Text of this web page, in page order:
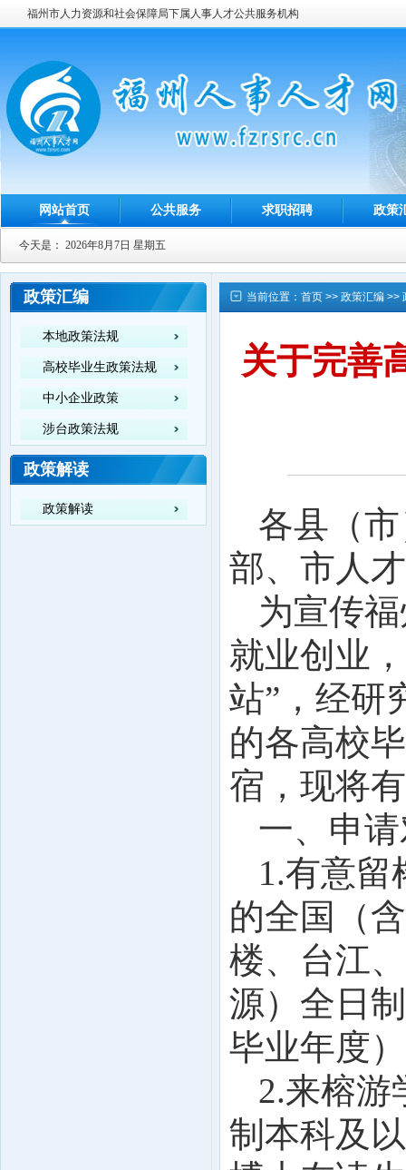
福州市人力资源和社会保障局下属人事人才公共服务机构
网站首页 公共服务 求职招聘 政策
今天是： 2026年8月7日 星期五
政策汇编
本地政策法规
高校毕业生政策法规
中小企业政策
涉台政策法规
政策解读
政策解读
当前位置： 首页 >> 政策汇编 >>
关于完善
各县（
部、市人
为宣传
就业创业，
站”，经研
的各高校
宿 ，现将
一、 申请
1.有意留
的全国（
楼、台江
源）全日
毕业年度
2.来榕游
制本科及